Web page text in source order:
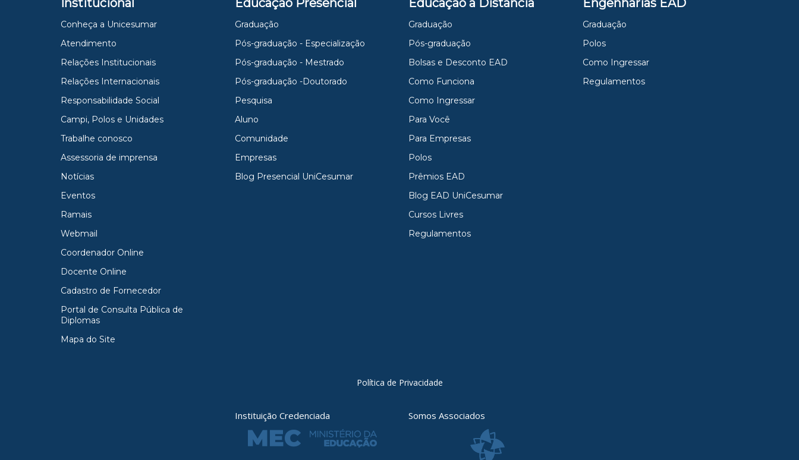
Institucional
Conheça a Unicesumar
Atendimento
Relações Institucionais
Relações Internacionais
Responsabilidade Social
Campi, Polos e Unidades
Trabalhe conosco
Assessoria de imprensa
Notícias
Eventos
Ramais
Webmail
Coordenador Online
Docente Online
Cadastro de Fornecedor
Portal de Consulta Pública de
Diplomas
Mapa do Site
Educação Presencial
Graduação
Pós-graduação - Especialização
Pós-graduação - Mestrado
Pós-graduação -Doutorado
Pesquisa
Aluno
Comunidade
Empresas
Blog Presencial UniCesumar
Educação a Distância
Graduação
Pós-graduação
Bolsas e Desconto EAD
Como Funciona
Como Ingressar
Para Você
Para Empresas
Polos
Prêmios EAD
Blog EAD UniCesumar
Cursos Livres
Regulamentos
Engenharias EAD
Graduação
Polos
Como Ingressar
Regulamentos
Política de Privacidade
Instituição Credenciada Somos Associados